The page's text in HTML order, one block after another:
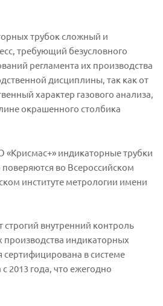
трубок сложный и
требующий безусловного
регламента их производства
дисциплины, так как от
характер газового анализа,
окрашенного столбика
индикаторные трубки
поверяются во Всероссийском
институте метрологии имени
строгий внутренний контроль
производства индикаторных
в системе
2013 года, что ежегодно